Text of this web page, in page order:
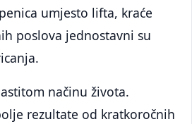
umjesto lifta, kraće
poslova jednostavni su
načinu života.
rezultate od kratkoročnih